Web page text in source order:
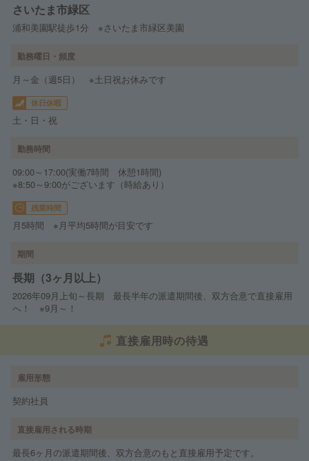
さいたま市緑区
浦和美園駅徒歩1分 ※さいたま市緑区美園
勤務曜日・頻度
月～金（週5日） ※土日祝お休みです
休日休暇
土・日・祝
勤務時間
09:00～17:00(実働7時間 休憩1時間)
※8:50～9:00がございます（時給あり）
残業時間
月5時間 ※月平均5時間が目安です
期間
長期（3ヶ月以上）
2026年09月上旬～長期 最長半年の派遣期間後、双方合意で直接雇用
へ！ ※9月～！
直接雇用時の待遇
雇用形態
契約社員
直接雇用される時期
最長6ヶ月の派遣期間後、双方合意のもと直接雇用予定です。